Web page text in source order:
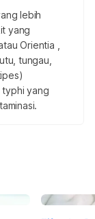
lebih
yang
Orientia ,
tungau,
typhi yang